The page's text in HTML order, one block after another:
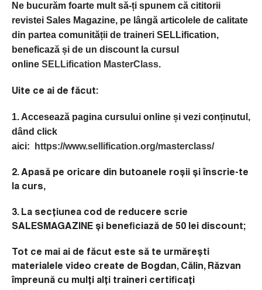
Ne bucurăm foarte mult să-ți spunem că cititorii
revistei Sales Magazine, pe lângă articolele de calitate
din partea comunității de traineri SELLification,
beneficază și de un discount la cursul
online SELLification MasterClass.
Uite ce ai de făcut:
1. Accesează pagina cursului online și vezi conținutul,
dând click
aici:
https://www.sellification.org/masterclass/
2. Apasă pe oricare din butoanele roșii și înscrie-te
la curs,
3. La secțiunea cod de reducere scrie
SALESMAGAZINE și beneficiază de 50 lei discount;
Tot ce mai ai de făcut este să te urmărești
materialele video create de Bogdan, Călin, Răzvan
împreună cu mulți alți traineri certificați